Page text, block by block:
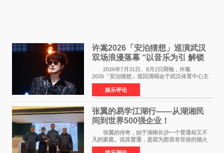
许嵩2026「安泊猜想」巡演武汉
双场浪漫落幕 “以音乐为引 解锁
江城记忆”
2026年7月31日、8月2日两晚，许嵩
2026「安泊猜想」巡回演唱会于武汉体育中心主
体育场盛大开唱。许嵩与数万歌迷在此相聚，从
浪漫惬意的舞台设计到充满诚意与惊喜的现场互
动，共同开启了一场关于
娱乐评论
张翼的易学江湖行——从湖湘民
间到世界500强企业！
张翼的传奇，始于湖南长沙一个普通却又不
凡的家庭。说其普通，是因为那里有世俗的烟火
气；说其不凡，是因为家中有一位洞悉天地玄机